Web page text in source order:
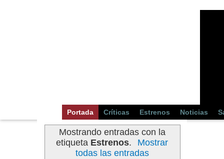
Portada Críticas Estrenos Noticias
Mostrando entradas con la
etiqueta Estrenos.
Mostrar
todas las entradas